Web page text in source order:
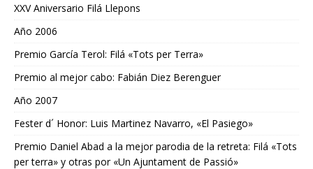
XXV Aniversario Filá Llepons
Año 2006
Premio García Terol: Filá «Tots per Terra»
Premio al mejor cabo: Fabián Diez Berenguer
Año 2007
Fester d´ Honor: Luis Martinez Navarro, «El Pasiego»
Premio Daniel Abad a la mejor parodia de la retreta: Filá «Tots
per terra» y otras por «Un Ajuntament de Passió»